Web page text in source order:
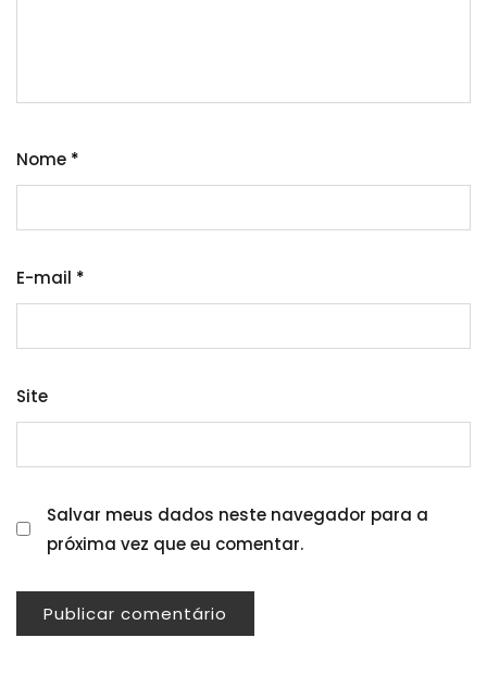
Nome *
E-mail *
Site
Salvar meus dados neste navegador para a
próxima vez que eu comentar.